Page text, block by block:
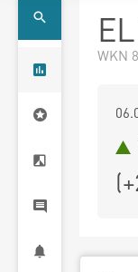
WKN
(